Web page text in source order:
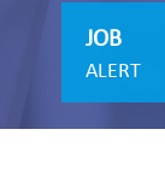
JOB
ALERT